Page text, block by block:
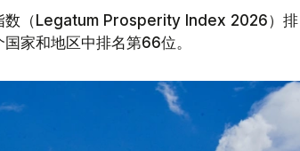
数（Legatum Prosperity Index 2026）排
家和地区中排名第66位。